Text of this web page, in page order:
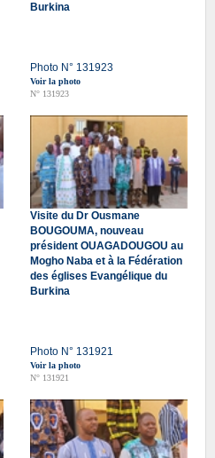
Burkina
Photo N° 131923
Voir la photo
N° 131923
Visite du Dr Ousmane
BOUGOUMA, nouveau
président OUAGADOUGOU au
Mogho Naba et à la Fédération
des églises Evangélique du
Burkina
Photo N° 131921
Voir la photo
N° 131921